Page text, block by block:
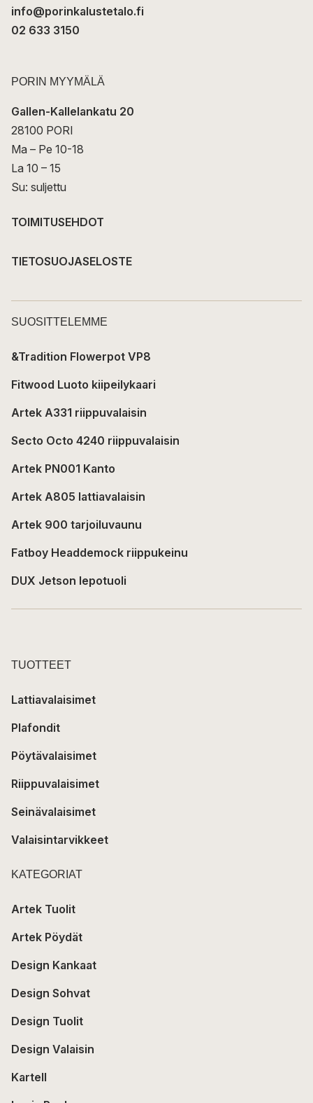
info@porinkalustetalo.fi
02 633 3150
PORIN MYYMÄLÄ
Gallen-Kallelankatu 20
28100 PORI
Ma – Pe 10-18
La 10 – 15
Su: suljettu
TOIMITUSEHDOT
TIETOSUOJASELOSTE
SUOSITTELEMME
&Tradition Flowerpot VP8
Fitwood Luoto kiipeilykaari
Artek A331 riippuvalaisin
Secto Octo 4240 riippuvalaisin
Artek PN001 Kanto
Artek A805 lattiavalaisin
Artek 900 tarjoiluvaunu
Fatboy Headdemock riippukeinu
DUX Jetson lepotuoli
TUOTTEET
Lattiavalaisimet
Plafondit
Pöytävalaisimet
Riippuvalaisimet
Seinävalaisimet
Valaisintarvikkeet
KATEGORIAT
Artek Tuolit
Artek Pöydät
Design Kankaat
Design Sohvat
Design Tuolit
Design Valaisin
Kartell